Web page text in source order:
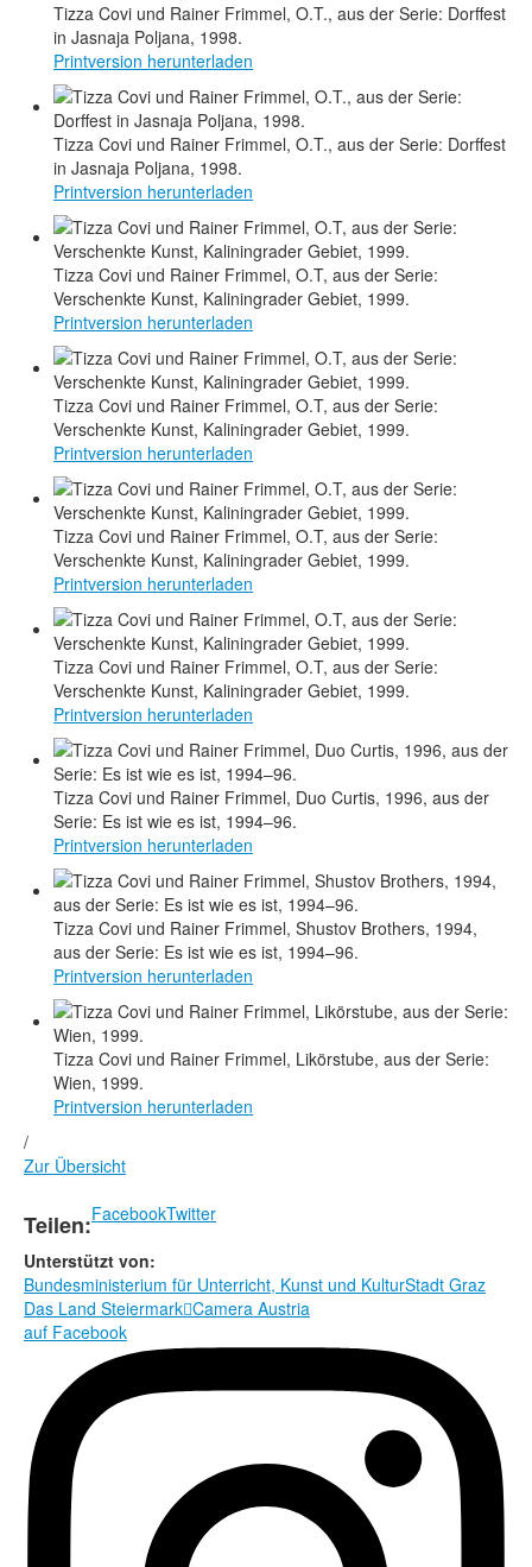
Tizza Covi und Rainer Frimmel, O.T., aus der Serie: Dorffest
in Jasnaja Poljana, 1998.
Printversion herunterladen
Tizza Covi und Rainer Frimmel, O.T., aus der Serie: Dorffest
in Jasnaja Poljana, 1998.
Printversion herunterladen
Tizza Covi und Rainer Frimmel, O.T, aus der Serie:
Verschenkte Kunst, Kaliningrader Gebiet, 1999.
Printversion herunterladen
Tizza Covi und Rainer Frimmel, O.T, aus der Serie:
Verschenkte Kunst, Kaliningrader Gebiet, 1999.
Printversion herunterladen
Tizza Covi und Rainer Frimmel, O.T, aus der Serie:
Verschenkte Kunst, Kaliningrader Gebiet, 1999.
Printversion herunterladen
Tizza Covi und Rainer Frimmel, O.T, aus der Serie:
Verschenkte Kunst, Kaliningrader Gebiet, 1999.
Printversion herunterladen
Tizza Covi und Rainer Frimmel, Duo Curtis, 1996, aus der
Serie: Es ist wie es ist, 1994–96.
Printversion herunterladen
Tizza Covi und Rainer Frimmel, Shustov Brothers, 1994,
aus der Serie: Es ist wie es ist, 1994–96.
Printversion herunterladen
Tizza Covi und Rainer Frimmel, Likörstube, aus der Serie:
Wien, 1999.
Printversion herunterladen
/
Zur Übersicht
Teilen:FacebookTwitter
Unterstützt von:
Bundesministerium für Unterricht, Kunst und KulturStadt Graz
Das Land SteiermarkCamera Austria
auf Facebook